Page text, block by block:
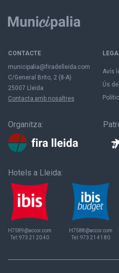
CONTACTE
municipalia@firadelleida.com
C/General Brito, 2 (8-A)
25007 Lleida
Contacta amb nosaltres
Avís
Ús
Organitza:
Hotels a Lleida:
H7589@accor.com
Tel:973 21 20 40
H7588@accor.com
Tel:973 21 41 80